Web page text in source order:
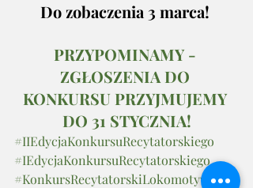
Do zobaczenia 3 marca!
PRZYPOMINAMY -
ZGŁOSZENIA DO
KONKURSU PRZYJMUJEMY
DO 31 STYCZNIA!
#IIEdycjaKonkursuRecytatorskiego
#IEdycjaKonkursuRecytatorskiego
#KonkursRecytatorskiLokomotywy